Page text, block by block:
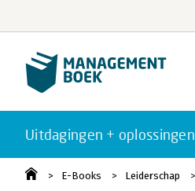
Uitdagingen + oplossingen
E-Books Leiderschap